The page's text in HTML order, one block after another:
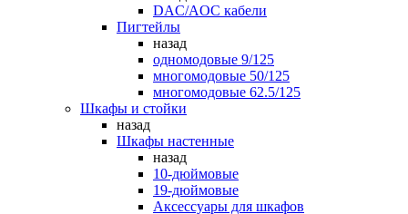
DAC/AOC кабели
Пигтейлы
назад
одномодовые 9/125
многомодовые 50/125
многомодовые 62.5/125
Шкафы и стойки
назад
Шкафы настенные
назад
10-дюймовые
19-дюймовые
Аксессуары для шкафов